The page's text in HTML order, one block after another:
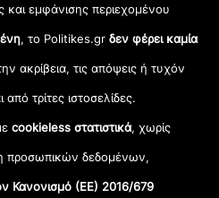
και εμφάνισης περιεχομένου
, το Politikes.grδεν φέρει καμία
ακρίβεια, τις απόψεις ή τυχόν
τρίτες ιστοσελίδες.
cookieless στατιστικά, χωρίς
προσωπικών δεδομένων,
Κανονισμό (ΕΕ) 2016/679